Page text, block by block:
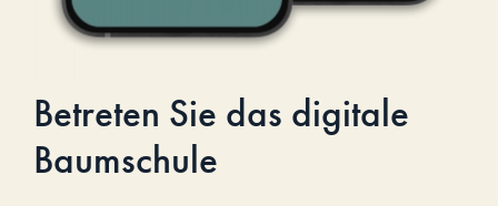
Betreten Sie das digitale
Baumschule